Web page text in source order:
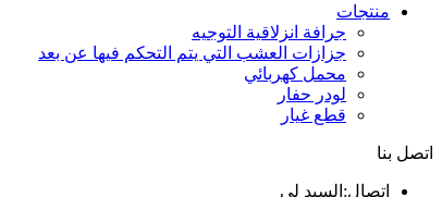
منتجات
جرافة انزلاقية التوجيه
جزازات العشب التي يتم التحكم فيها عن بعد
محمل كهربائي
لودر حفار
قطع غيار
اتصل بنا
اتصال: السيد لي